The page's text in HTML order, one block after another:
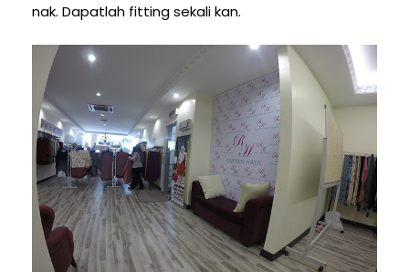
nak. Dapatlah fitting sekali kan.